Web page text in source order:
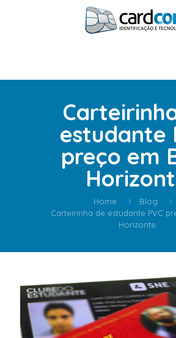
estudante
preço em
Home
Blog
Carteirinha de estudante PVC
Horizonte